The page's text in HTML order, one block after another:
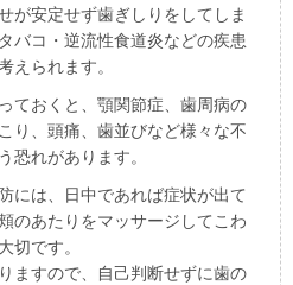
が安定せず歯ぎしりをしてしま
バコ・逆流性食道炎などの疾患
えられます。
ておくと、顎関節症、歯周病の
り、頭痛、歯並びなど様々な不
恐れがあります。
には、日中であれば症状が出て
のあたりをマッサージしてこわ
切です。
ますので、自己判断せずに歯の